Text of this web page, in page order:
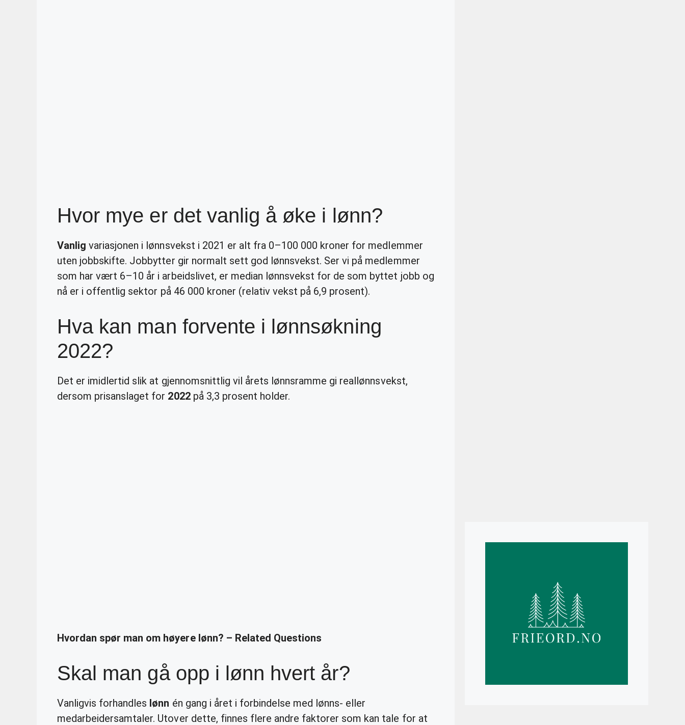
Hvor mye er det vanlig å øke i lønn?
Vanlig variasjonen i lønnsvekst i 2021 er alt fra 0–100 000 kroner for medlemmer
uten jobbskifte. Jobbytter gir normalt sett god lønnsvekst. Ser vi på medlemmer
som har vært 6–10 år i arbeidslivet, er median lønnsvekst for de som byttet jobb og
nå er i offentlig sektor på 46 000 kroner (relativ vekst på 6,9 prosent).
Hva kan man forvente i lønnsøkning
2022?
Det er imidlertid slik at gjennomsnittlig vil årets lønnsramme gi reallønnsvekst,
dersom prisanslaget for 2022på 3,3 prosent holder.
Hvordan spør man om høyere lønn? – Related Questions
Skal man gå opp i lønn hvert år?
Vanligvis forhandles lønn én gang i året i forbindelse med lønns- eller
medarbeidersamtaler. Utover dette, finnes flere andre faktorer som kan tale for at